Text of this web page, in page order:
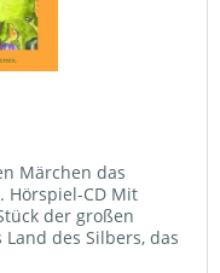
Märchen das
Hörspiel-CD Mit
der großen
des Silbers, das